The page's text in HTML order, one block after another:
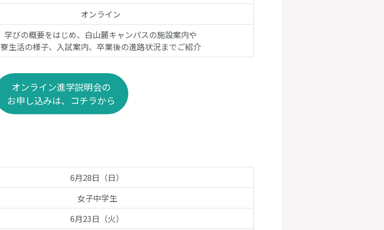
オンライン
学びの概要をはじめ、白山麓キャンパスの施設案内や
寮生活の様子、入試案内、卒業後の進路状況までご紹介
オンライン進学説明会の
お申し込みは、コチラから
6月28日（日）
女子中学生
6月23日（火）